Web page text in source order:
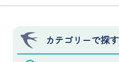
カテゴリーで探す